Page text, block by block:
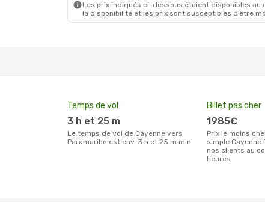
Les prix indiqués ci-dessous étaient disponibles
la disponibilité et les prix sont susceptibles d’être
Temps de vol
3 h et 25 m
Le temps de vol de Cayenne vers
Paramaribo est env. 3 h et 25 m min.
Billet pas cher
1985€
Prix le moins cher pour un billet aller
simple Cayenne
nos clients au
heures